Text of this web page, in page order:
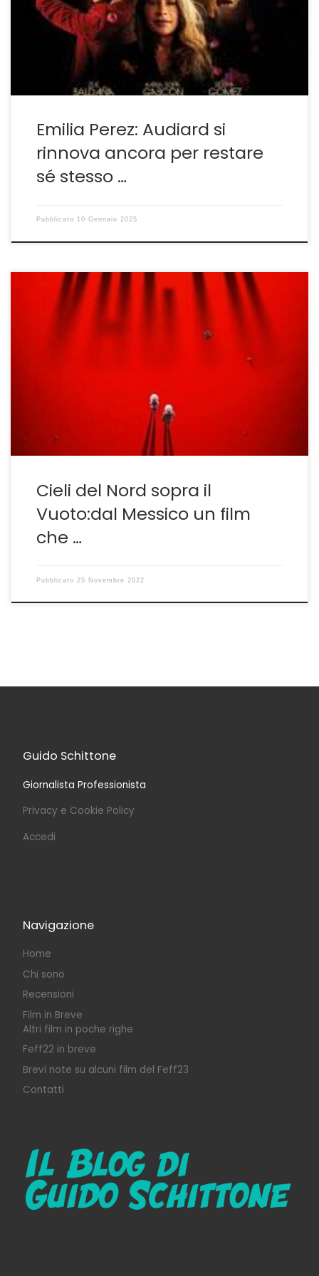
radici di figlio d’arte, il padre Michel è stato un immenso
sceneggiatore(anche per il mio amato Marco Ferreri), e
Emilia Perez: Audiard si
rinnova ancora per restare
sé stesso …
Pubblicato 10 Gennaio 2025
Un simil western diretto con mano ferma El Norte Sobre
El Vacio è il film messicano diretto da Alejandra
e inserito in versione originale nella piattaforma
regolare distribuzione nelle sale. Sosteniamo questo
perché siamo convinti che […]
Cieli del Nord sopra il
Vuoto:dal Messico un film
che …
Pubblicato 25 Novembre 2022
Guido Schittone
Giornalista Professionista
Privacy e Cookie Policy
Accedi
Navigazione
Home
Chi sono
Recensioni
Film in Breve
Altri film in poche righe
Feff22 in breve
Brevi note su alcuni film del Feff23
Contatti